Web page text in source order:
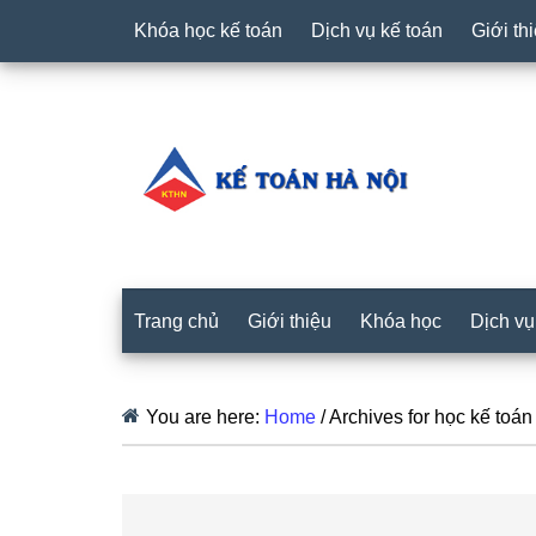
Khóa học kế toán Dịch vụ kế toán Giới
Trang chủ Giới thiệu Khóa học Dịch
You are here: Home /Archives for học kế